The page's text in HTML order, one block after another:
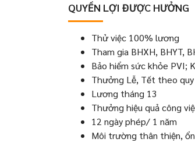
QUYỀN LỢI ĐƯỢC HƯỞNG
Thử việc 100% lương
Tham gia BHXH, BHYT,
Bảo hiểm sức khỏe PVI;
Thưởng Lễ, Tết theo
Lương tháng 13
Thưởng hiệu quả công
12 ngày phép/ 1 năm
Môi trường thân thiện,